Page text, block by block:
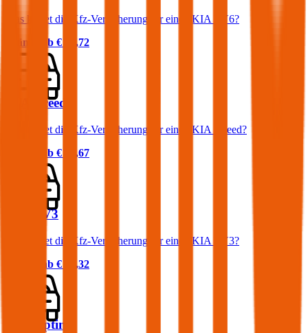
Was kostet die Kfz-Versicherung für einen KIA EV6?
Prämie ab € 37,72
KIA Xceed
Was kostet die Kfz-Versicherung für einen KIA Xceed?
Prämie ab € 62,67
KIA EV3
Was kostet die Kfz-Versicherung für einen KIA EV3?
Prämie ab € 35,32
KIA Optima